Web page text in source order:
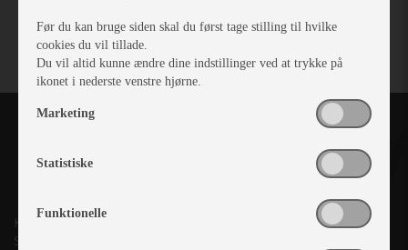
Kronjyllands Camping Center A/S
Suderholmen 10, 8960 Randers SØ
Før du kan bruge siden skal du først tage stilling til hvilke
cookies du vil tillade.
Du vil altid kunne ændre dine indstillinger ved at trykke på
ikonet i nederste venstre hjørne.
Marketing
Statistiske
Funktionelle